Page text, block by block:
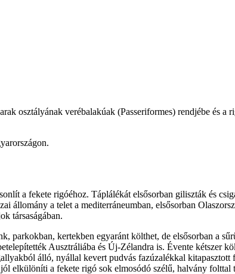
osztályának verébalakúak (Passeriformes) rendjébe és
a fekete rigóéhoz. Táplálékát elsősorban giliszták és
állomány a telet a mediterráneumban, elsősorban
társaságában.
parkokban, kertekben egyaránt költhet, de elsősorban a
Ausztráliába és Új-Zélandra is. Évente
álló, nyállal kevert pudvás fazúzalékkal
elkülöníti a fekete rigó sok elmosódó szélű, halvány folttal